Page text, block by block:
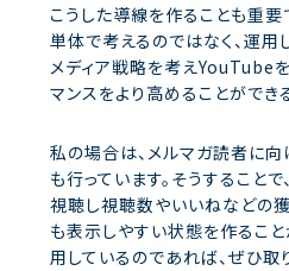
こうした導線を作ることも重
単体で考えるのではなく、運用
メディア戦略を考えYouTube
マンスをより高めることができ
私の場合は、メルマガ読者に
も行っています。そうすること
視聴し視聴数やいいねなどの
も表示しやすい状態を作ること
用しているのであれば、ぜひ取